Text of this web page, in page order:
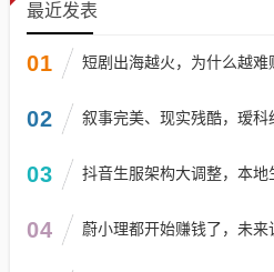
最近发表
01 短剧出海越火，为什么越难
02 叙事完美、现实残酷，瑷科
03 抖音生服架构大调整，本地
04 蔚小理都开始赚钱了，未来